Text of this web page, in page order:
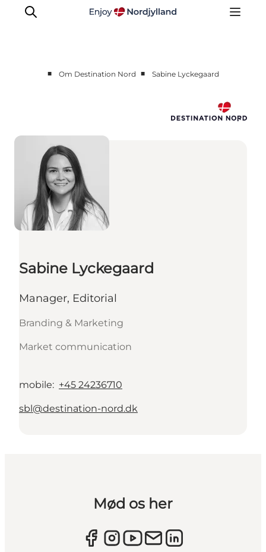
Presse
Partnerskab
Bæredygtighed
Om os
■ Om Destination Nord ■ Sabine Lyckegaard
Sabine Lyckegaard
Manager, Editorial
Branding & Marketing
Market communication
mobile: +45 24236710
sbl@destination-nord.dk
Mød os her